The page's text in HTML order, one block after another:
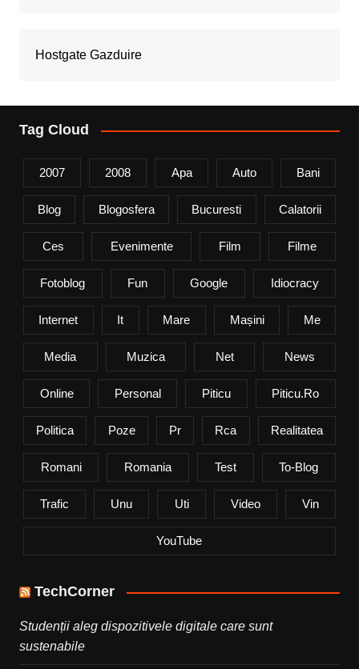
Hostgate Gazduire
Tag Cloud
2007 2008 Apa Auto Bani
Blog Blogosfera Bucuresti Calatorii
Ces Evenimente Film Filme
Fotoblog Fun Google Idiocracy
Internet It Mare Mașini Me
Media Muzica Net News
Online Personal Piticu Piticu.ro
Politica Poze Pr Rca Realitatea
Romani Romania Test To-Blog
Trafic Unu Uti Video Vin
YouTube
TechCorner
Studenții aleg dispozitivele digitale care sunt
sustenabile